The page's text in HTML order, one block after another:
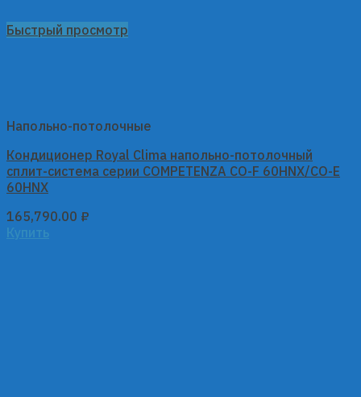
Быстрый просмотр
Напольно-потолочные
Кондиционер Royal Clima напольно-потолочный
сплит-система серии COMPETENZA CO-F 60HNX/CO-E
60HNX
165,790.00 ₽
Купить